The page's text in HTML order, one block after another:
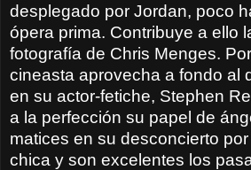
desplegado por Jordan, poco
ópera prima. Contribuye a ello
fotografía de Chris Menges.
cineasta aprovecha a fondo al
en su actor-fetiche, Stephen
a la perfección su papel de
matices en su desconcierto
chica y son excelentes los